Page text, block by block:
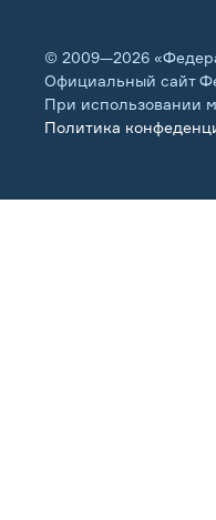
© 2009—2026
Официальный сайт
При использовании
Политика